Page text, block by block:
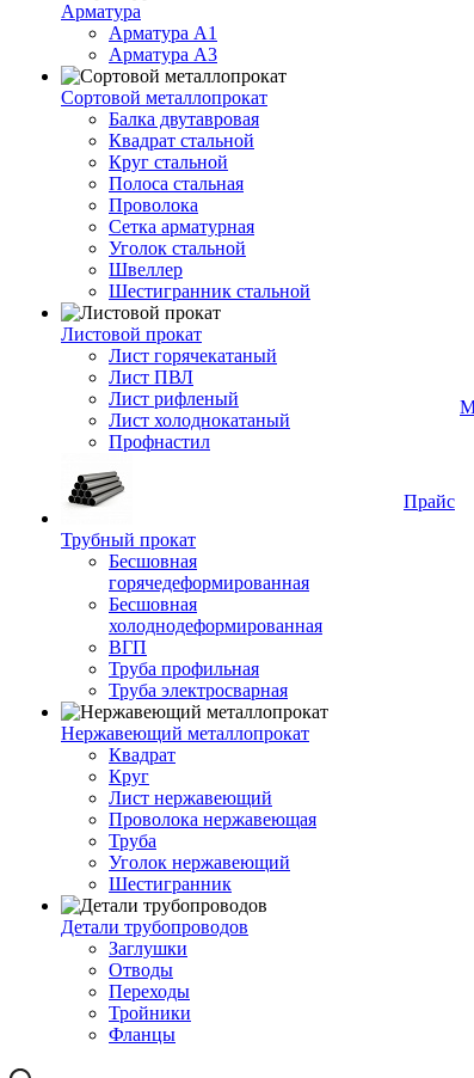
Арматура
Арматура A1
Арматура А3
Сортовой металлопрокат
Балка двутавровая
Квадрат стальной
Круг стальной
Полоса стальная
Проволока
Сетка арматурная
Уголок стальной
Швеллер
Шестигранник стальной
Листовой прокат
Лист горячекатаный
Лист ПВЛ
Лист рифленый
Лист холоднокатаный
Профнастил
Трубный прокат
Бесшовная
горячедеформированная
Бесшовная
холоднодеформированная
ВГП
Труба профильная
Труба электросварная
Нержавеющий металлопрокат
Квадрат
Круг
Лист нержавеющий
Проволока нержавеющая
Труба
Уголок нержавеющий
Шестигранник
Детали трубопроводов
Заглушки
Отводы
Переходы
Тройники
Фланцы
Прайс